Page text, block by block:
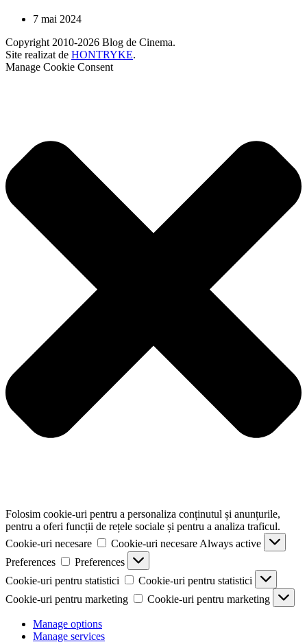
7 mai 2024
Copyright 2010-2026 Blog de Cinema.
Site realizat de HONTRYKE.
Manage Cookie Consent
Folosim cookie-uri pentru a personaliza conținutul și anunțurile,
pentru a oferi funcții de rețele sociale și pentru a analiza traficul.
Cookie-uri necesare
Cookie-uri necesare Always active
Preferences
Preferences
Cookie-uri pentru statistici
Cookie-uri pentru statistici
Cookie-uri pentru marketing
Cookie-uri pentru marketing
Manage options
Manage services